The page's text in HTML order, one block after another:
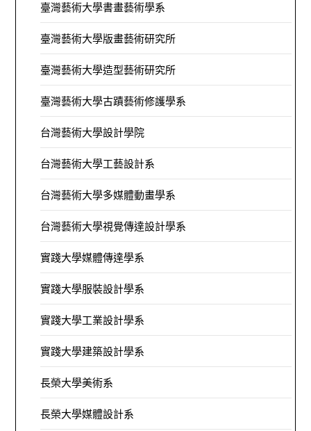
臺灣藝術大學書畫藝術學系
臺灣藝術大學版畫藝術研究所
臺灣藝術大學造型藝術研究所
臺灣藝術大學古蹟藝術修護學系
台灣藝術大學設計學院
台灣藝術大學工藝設計系
台灣藝術大學多媒體動畫學系
台灣藝術大學視覺傳達設計學系
實踐大學媒體傳達學系
實踐大學服裝設計學系
實踐大學工業設計學系
實踐大學建築設計學系
長榮大學美術系
長榮大學媒體設計系